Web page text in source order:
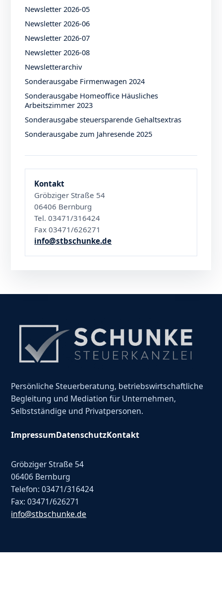
Newsletter 2026-05
Newsletter 2026-06
Newsletter 2026-07
Newsletter 2026-08
Newsletterarchiv
Sonderausgabe Firmenwagen 2024
Sonderausgabe Homeoffice Häusliches
Arbeitszimmer 2023
Sonderausgabe steuersparende Gehaltsextras
Sonderausgabe zum Jahresende 2025
Kontakt
Gröbziger Straße 54
06406 Bernburg
Tel. 03471/316424
Fax 03471/626271
info@stbschunke.de
Persönliche Steuerberatung, betriebswirtschaftliche
Begleitung und Mediation für Unternehmen,
Selbstständige und Privatpersonen.
ImpressumDatenschutzKontakt
Gröbziger Straße 54
06406 Bernburg
Telefon: 03471/316424
Fax: 03471/626271
info@stbschunke.de